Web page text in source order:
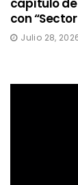
capítulo
con “Sector
Julio 28,